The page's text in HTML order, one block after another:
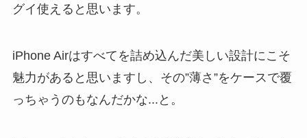
グイ使えると思います。
iPhone Airはすべてを詰め込んだ美しい設計にこそ
魅力があると思いますし、その”薄さ”をケースで覆
っちゃうのもなんだかな...と。